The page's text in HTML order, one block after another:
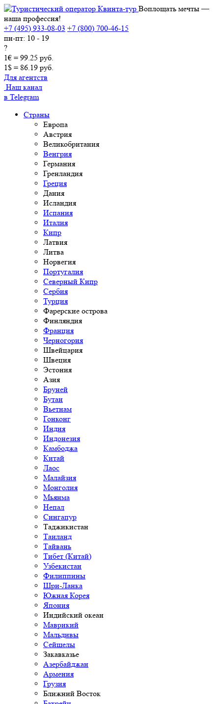
Воплощать мечты —
наша профессия!
+7 (495) 933-08-03 +7 (800) 700-46-15
пн-пт: 10 - 19
?
1€ = 99.25 руб.
1$ = 86.19 руб.
Для агентств
Наш канал
в Telegram
Страны
Европа
Австрия
Великобритания
Венгрия
Германия
Гренландия
Греция
Дания
Исландия
Испания
Италия
Кипр
Латвия
Литва
Норвегия
Португалия
Северный Кипр
Сербия
Турция
Фарерские острова
Финляндия
Франция
Черногория
Швейцария
Швеция
Эстония
Азия
Бруней
Бутан
Вьетнам
Гонконг
Индия
Индонезия
Камбоджа
Китай
Лаос
Малайзия
Монголия
Мьянма
Непал
Сингапур
Таджикистан
Таиланд
Тайвань
Тибет (Китай)
Узбекистан
Филиппины
Шри-Ланка
Южная Корея
Япония
Индийский океан
Маврикий
Мальдивы
Сейшелы
Закавказье
Азербайджан
Армения
Грузия
Ближний Восток